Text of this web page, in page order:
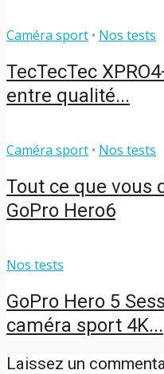
Caméra sport • Nos tests
TecTecTec
entre qualité...
Caméra sport • Nos tests
Tout ce que vous
GoPro Hero6
Nos tests
GoPro Hero 5
caméra sport 4K...
Laissez un